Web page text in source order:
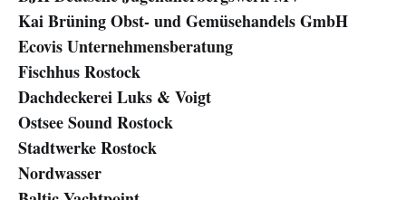
Kai Brüning Obst- und Gemüsehandels GmbH
Ecovis Unternehmensberatung
Fischhus Rostock
Dachdeckerei Luks & Voigt
Ostsee Sound Rostock
Stadtwerke Rostock
Nordwasser